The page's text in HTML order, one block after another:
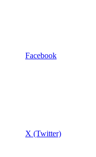
Facebook
X (Twitter)